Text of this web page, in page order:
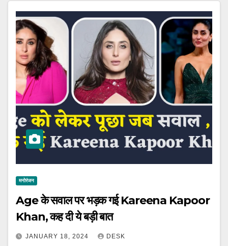
मनोरंजन
Age के सवाल पर भड़क गई Kareena Kapoor
Khan, कह दी ये बड़ी बात
JANUARY 18, 2024 DESK